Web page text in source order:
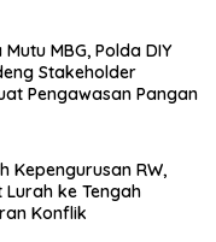
MBG, Polda DIY
Stakeholder
Pengawasan Pangan
Kepengurusan RW,
Lurah ke Tengah
Konflik